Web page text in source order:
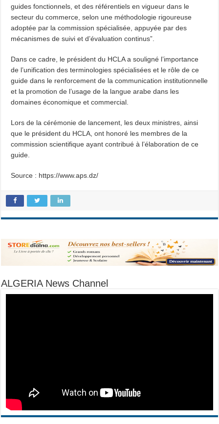
guides fonctionnels, et des référentiels en vigueur dans le
secteur du commerce, selon une méthodologie rigoureuse
adoptée par la commission spécialisée, appuyée par des
mécanismes de suivi et d’évaluation continus”.
Dans ce cadre, le président du HCLA a souligné l’importance
de l’unification des terminologies spécialisées et le rôle de ce
guide dans le renforcement de la communication institutionnelle
et la promotion de l’usage de la langue arabe dans les
domaines économique et commercial.
Lors de la cérémonie de lancement, les deux ministres, ainsi
que le président du HCLA, ont honoré les membres de la
commission scientifique ayant contribué à l’élaboration de ce
guide.
Source : https://www.aps.dz/
ALGERIA News Channel